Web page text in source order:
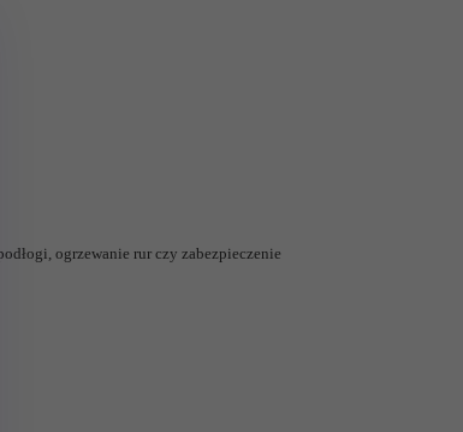
ogrzewanie rur czy zabezpieczenie